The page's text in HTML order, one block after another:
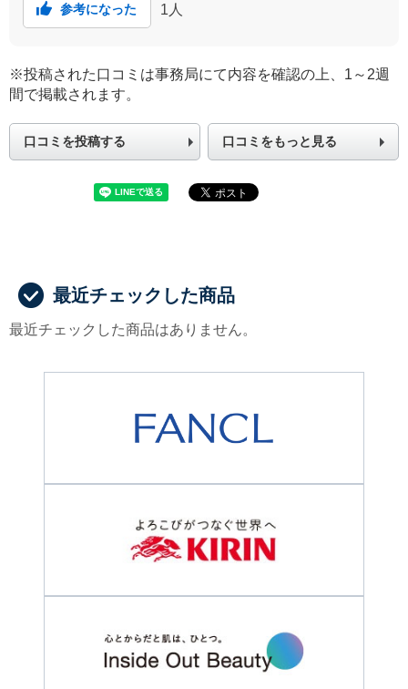
参考になった 1 人
※投稿された口コミは事務局にて内容を確認の上、1～2週
間で掲載されます。
口コミを投稿する 口コミをもっと見る
最近チェックした商品
最近チェックした商品はありません。